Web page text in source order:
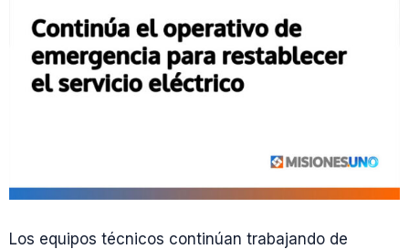
Los equipos técnicos continúan trabajando de